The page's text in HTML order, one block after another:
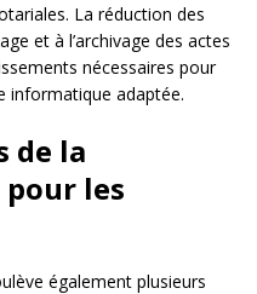
La réduction des
et à l’archivage des actes
nécessaires pour
informatique adaptée.
de la
les
également plusieurs